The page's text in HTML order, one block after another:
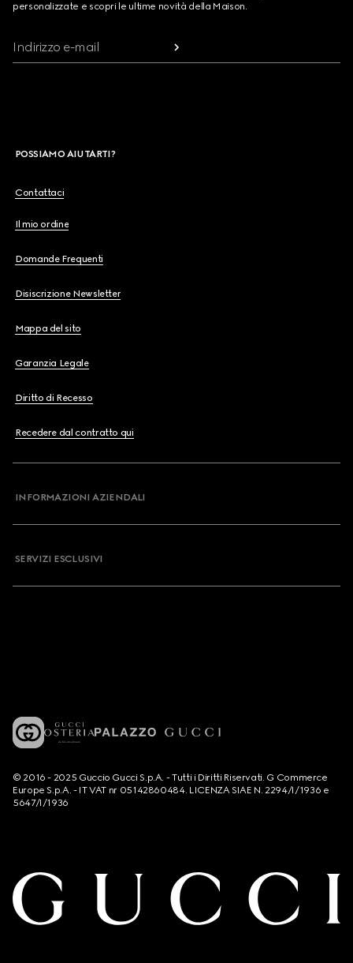
personalizzate e scopri le ultime novità della Maison.
Indirizzo e-mail
POSSIAMO AIUTARTI?
Contattaci
Il mio ordine
Domande Frequenti
Disiscrizione Newsletter
Mappa del sito
Garanzia Legale
Diritto di Recesso
Recedere dal contratto qui
INFORMAZIONI AZIENDALI
SERVIZI ESCLUSIVI
© 2016 - 2025 Guccio Gucci S.p.A. - Tutti i Diritti Riservati. G Commerce
Europe S.p.A. - IT VAT nr 05142860484. LICENZA SIAE N. 2294/I/1936 e
5647/I/1936